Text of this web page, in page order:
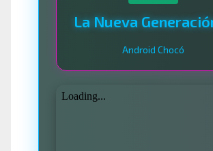
Android Chocó